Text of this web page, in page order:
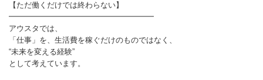
【ただ働くだけでは終わらない】
━━━━━━━━━━━━━━━━━━━
アウスタでは、
「仕事」を、生活費を稼ぐだけのものではなく、
“未来を変える経験”
として考えています。